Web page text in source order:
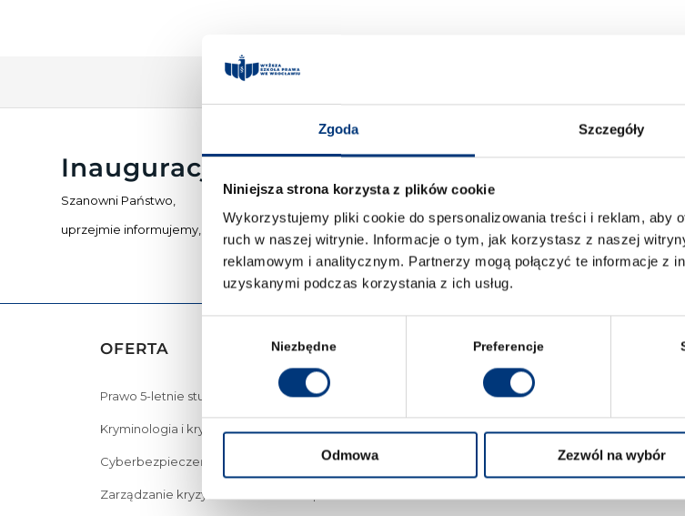
Zgoda Szczegóły
Niniejsza strona korzysta z plików cookie
Wykorzystujemy pliki cookie do spersonalizowania treści i reklam, aby
ruch w naszej witrynie. Informacje o tym, jak korzystasz z naszej
reklamowym i analitycznym. Partnerzy mogą połączyć te informacje z
uzyskanymi podczas korzystania z ich usług.
Niezbędne Preferencje
Odmowa Zezwól na wybór
Inauguracja Roku Akademickiego 2020/2021
Szanowni Państwo,
uprzejmie informujemy, że zapisy już się skończyły.
OFERTA
Prawo 5-letnie studia
Kryminologia i kryminalistyka – studia I stopnia we Wrocławiu
Cyberbezpieczeństwo – studia I stopnia we Wrocławiu
Zarządzanie kryzysowe – studia I stopnia we Wrocławiu
Wyższa Szkoła Prawa
tel. +48 71 71 88 135